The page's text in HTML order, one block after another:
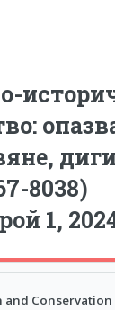
8038)
1,
and